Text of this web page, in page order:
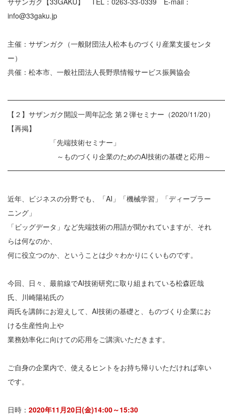
info@33gaku.jp
主催：サザンガク（一般財団法人松本ものづくり産業支援センタ
ー）
共催：松本市、一般社団法人長野県情報サービス振興協会
【２】サザンガク開設一周年記念 第２弾セミナー（2020/11/20）
【再掲】
「先端技術セミナー」
～ものづくり企業のためのAI技術の基礎と応用～
近年、ビジネスの分野でも、「AI」「機械学習」「ディープラー
ニング」
「ビッグデータ」など先端技術の用語が聞かれていますが、それ
らは何なのか、
何に役立つのか、ということは少々わかりにくいものです。
今回、日々、最前線でAI技術研究に取り組まれている松森匠哉
氏、川崎陽祐氏の
両氏を講師にお迎えして、AI技術の基礎と、ものづくり企業にお
ける生産性向上や
業務効率化に向けての応用をご講演いただきます。
ご自身の企業内で、使えるヒントをお持ち帰りいただければ幸い
です。
日時： 2020年11月20日(金)14:00～15:30